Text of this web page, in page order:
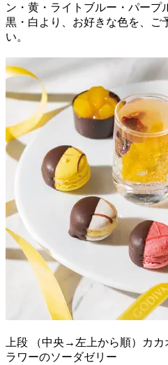
ン・黄・ライトブルー・パープ
黒・白より、お好きな色を、ご
い。
上段 （中央→左上から順）カ
ラワーのソーダゼリー